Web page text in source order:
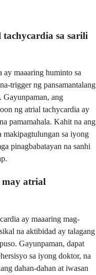
sa sarili
maaaring huminto sa
trigger ng pansamantalang
Gayunpaman, ang
ng atrial tachycardia ay
pamamahala. Kahit na ang
makipagtulungan sa iyong
pinagbabatayan na sanhi
may atrial
ay maaaring mag-
na aktibidad ay talagang
Gayunpaman, dapat
sa iyong doktor, na
dahan-dahan at iwasan